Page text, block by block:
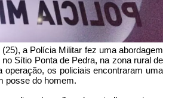
a Polícia Militar fez uma abordagem
Sítio Ponta de Pedra, na zona rural de
operação, os policiais encontraram uma
posse do homem.